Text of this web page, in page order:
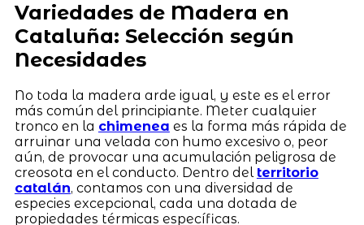
Variedades de Madera en
Cataluña: Selección según
Necesidades
No toda la madera arde igual, y este es el error
más común del principiante. Meter cualquier
tronco en la chimenea es la forma más rápida de
arruinar una velada con humo excesivo o, peor
aún, de provocar una acumulación peligrosa de
creosota en el conducto. Dentro del territorio
catalán, contamos con una diversidad de
especies excepcional, cada una dotada de
propiedades térmicas específicas.